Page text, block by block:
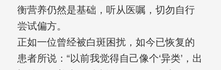
衡营养仍然是基础，听从医嘱，切勿自行
尝试偏方。
正如一位曾经被白斑困扰，如今已恢复的
患者所说：“以前我觉得自己像个‘异类’，出